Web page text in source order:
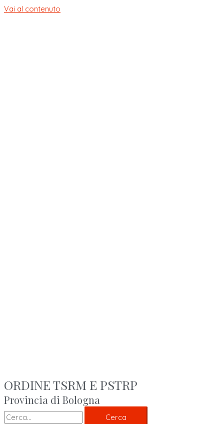
Vai al contenuto
ORDINE TSRM E PSTRP
Provincia di Bologna
Cerca